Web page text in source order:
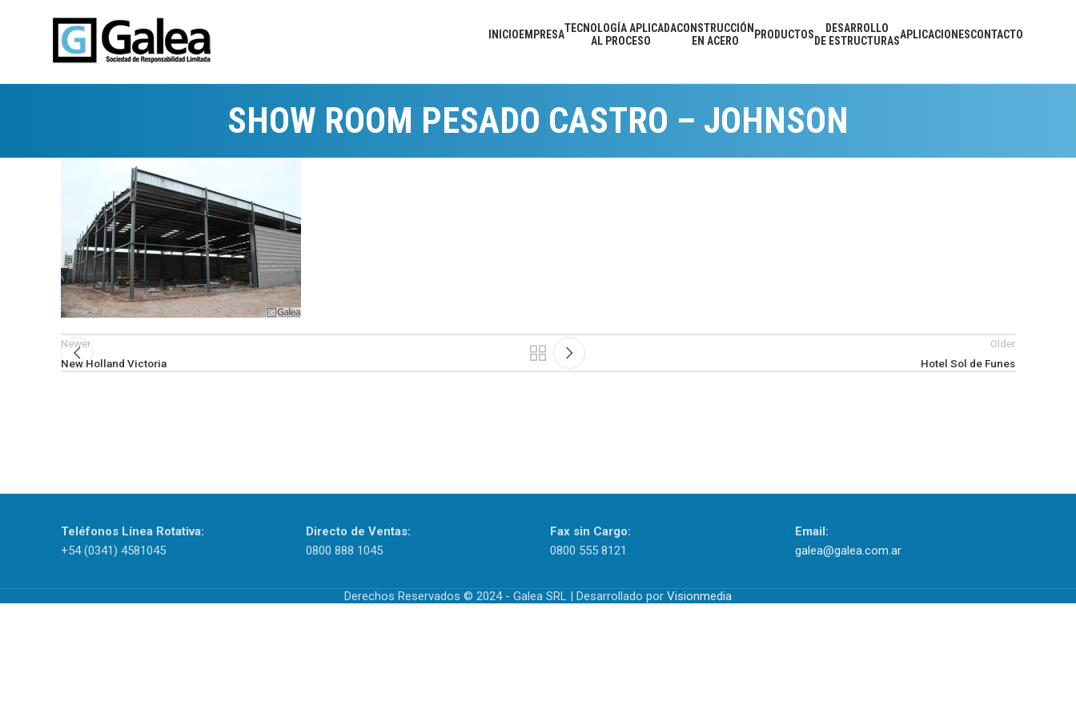
INICIO EMPRESATECNOLOGÍA APLICADA
AL PROCESO
CONSTRUCCIÓN
EN ACERO
PRODUCTOS
DESARROLLO
DE ESTRUCTURASAPLICACIONESCONTACTO
SHOW ROOM PESADO CASTRO – JOHNSON
Newer
New Holland Victoria
Older
Hotel Sol de Funes
Teléfonos Línea Rotativa:
+54 (0341) 4581045
Directo de Ventas:
0800 888 1045
Fax sin Cargo:
0800 555 8121
Email:
galea@galea.com.ar
Derechos Reservados © 2024 - Galea SRL | Desarrollado por Visionmedia